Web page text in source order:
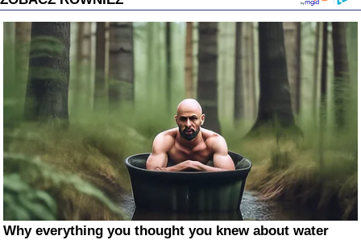
Why everything you thought you knew about water